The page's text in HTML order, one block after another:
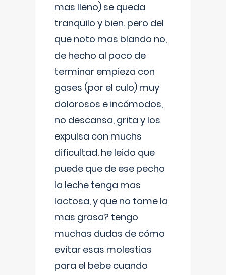
mas lleno) se queda
tranquilo y bien. pero del
que noto mas blando no,
de hecho al poco de
terminar empieza con
gases (por el culo) muy
dolorosos e incómodos,
no descansa, grita y los
expulsa con muchs
dificultad. he leido que
puede que de ese pecho
la leche tenga mas
lactosa, y que no tome la
mas grasa? tengo
muchas dudas de cómo
evitar esas molestias
para el bebe cuando